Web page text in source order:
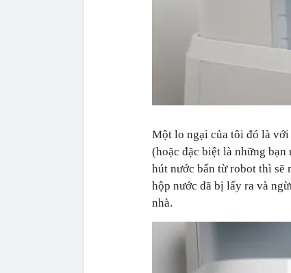
Một lo ngại của tôi đó là với
(hoặc đặc biệt là những
hút nước bẩn từ robot thì sẽ
hộp nước đã bị lấy ra và
nhà.